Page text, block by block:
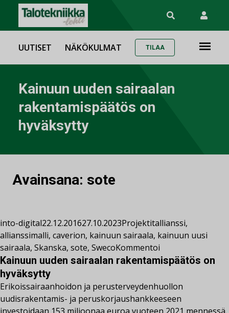
UUTISET NÄKÖKULMAT TILAA
Kainuun uuden sairaalan
rakentamispäätös on
hyväksytty
Avainsana: sote
into-digital22.12.201627.10.2023Projektitallianssi,
allianssimalli, caverion, kainuun sairaala, kainuun uusi
sairaala, Skanska, sote, SwecoKommentoi
Kainuun uuden sairaalan rakentamispäätös on
hyväksytty
Erikoissairaanhoidon ja perusterveydenhuollon
uudisrakentamis- ja peruskorjaushankkeeseen